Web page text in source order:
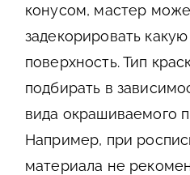
конусом, мастер
задекорировать
поверхность. Тип
подбирать в
вида окрашиваемого
Например, при
материала не